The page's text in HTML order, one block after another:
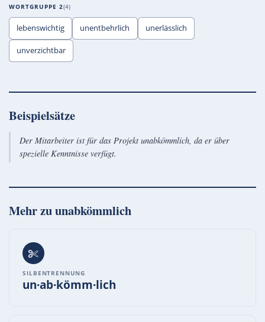
WORTGRUPPE 2 4
lebenswichtig unentbehrlich unerlässlich
unverzichtbar
Beispielsätze
Der Mitarbeiter ist für das Projekt unabkömmlich, da er über
spezielle Kenntnisse verfügt.
Mehr zuunabkömmlich
SILBENTRENNUNG
un·ab·kömm·lich